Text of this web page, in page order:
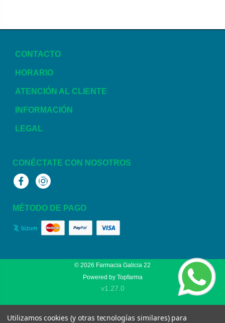
CONTACTO
HORARIO
ATENCIÓN AL CLIENTE
INFORMACIÓN
LEGAL
CONÉCTATE CON NOSOTROS
FacebookInstagram
MÉTODO DE PAGO
© 2026 Farmacia Galicia 22
Powered by Topfarma
v1.27.0
Utilizamos cookies (y otras tecnologías similares) para